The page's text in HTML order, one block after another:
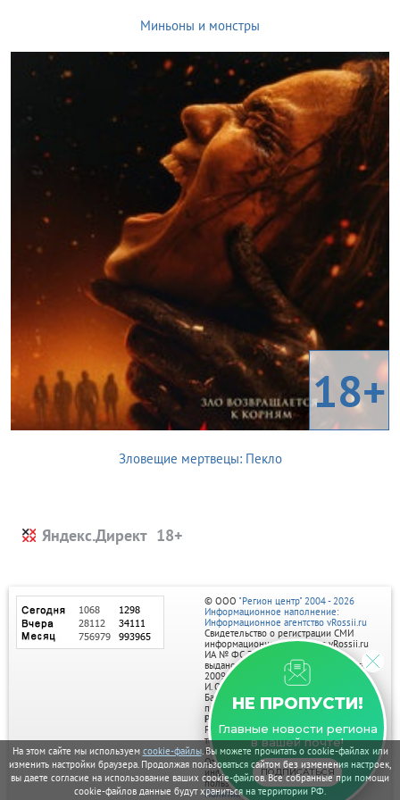
На этом сайте мы используем cookie-файлы. Вы можете прочитать о cookie-файлах или
изменить настройки браузера. Продолжая пользоваться сайтом без изменения настроек,
вы даете согласие на использование ваших cookie-файлов. Все собранные при помощи
cookie-файлов данные будут храниться на территории РФ.
Миньоны и монстры
18+
Зловещие мертвецы: Пекло
Яндекс.Директ
НЕ ПРОПУСТИ!
Главные новости региона
в вашей почте!
ПОДПИСАТЬСЯ
© ООО "Регион центр" 2004 - 2026
Информационное наполнение:
Информационное агентство vRossii.ru
Свидетельство о регистрации СМИ
информационного агентства vRossii.ru
ИА № ФС 77‑35502
выдано РОСКОМНАДЗОРом 04 марта
2009г.
И. О. Главного редактора Нарыков А. Н.
Баннеры на портале размещаются на
правах рекламы.
Реклама на портале:
Рекламное агентство "Умный маркетинг"
тел. 7-910-267-70-40,
email: umnyy.marketing@yandex.ru
Отдельные публикации могут содержать
информацию, не предназначенную для
пользователей до 18 лет.
Политика в отношении обработки